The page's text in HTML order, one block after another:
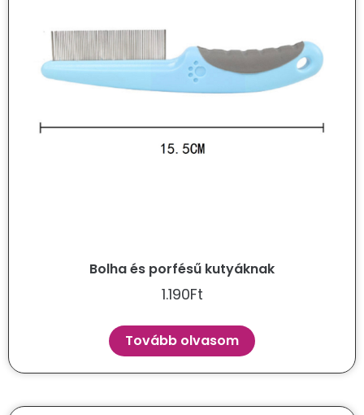
Bolha és porfésű kutyáknak
1.190Ft
Tovább olvasom